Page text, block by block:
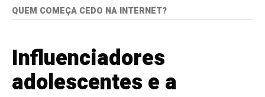
QUEM COMEÇA CEDO NA INTERNET?
Influenciadores
adolescentes e a